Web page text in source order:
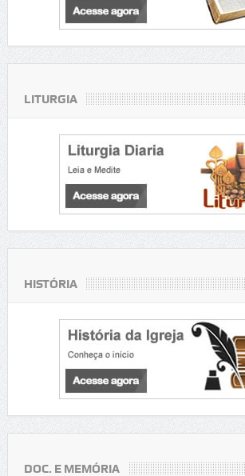
LITURGIA
HISTÓRIA
DOC. E MEMÓRIA